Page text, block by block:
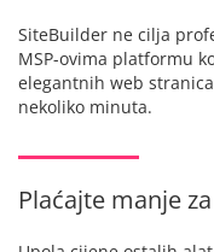
SiteBuilder ne cilja
MSP-ovima platformu
elegantnih web
nekoliko minuta.
Plaćajte manje